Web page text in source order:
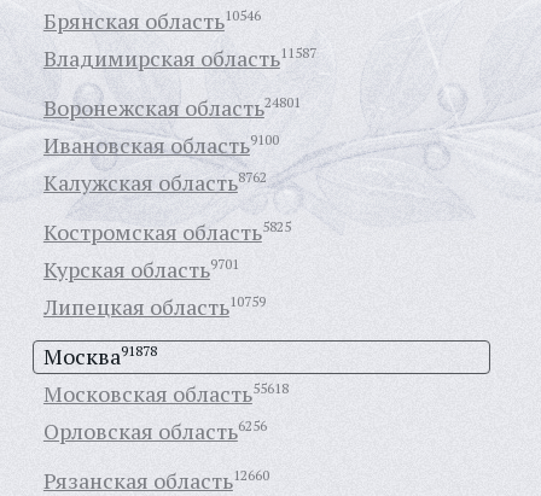
Брянская область10546
Владимирская область11587
Воронежская область24801
Ивановская область9100
Калужская область8762
Костромская область5825
Курская область9701
Липецкая область10759
Москва91878
Московская область55618
Орловская область6256
Рязанская область12660